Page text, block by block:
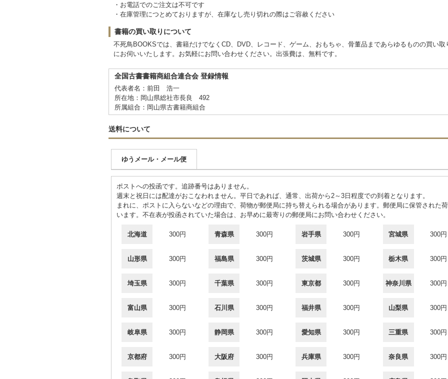
・お電話でのご注文は不可です
・在庫管理につとめておりますが、在庫なし売り切れの際はご容赦ください
書籍の買い取りについて
不死鳥BOOKSでは、書籍だけでなくCD、DVD、レコード、ゲーム、おもちゃ、骨董品まであらゆるものの買い
にお伺いいたします。お気軽にお問い合わせください。出張費は、無料です。
全国古書書籍商組合連合会 登録情報
代表者名：前田 浩一
所在地：岡山県総社市長良 492
所属組合：岡山県古書籍商組合
送料について
ゆうメール・メール便
ポストへの投函です。追跡番号はありません。
週末と祝日には配達がおこなわれません。平日であれば、通常、出荷から2～3日程度での到着となります。
まれに、ポストに入らないなどの理由で、荷物が郵便局に持ち替えられる場合があります。郵便局に保管された
います。不在表が投函されていた場合は、お早めに最寄りの郵便局にお問い合わせください。
北海道 300円 青森県 300円 岩手県 300円 宮城県 300円
山形県 300円 福島県 300円 茨城県 300円 栃木県 300円
埼玉県 300円 千葉県 300円 東京都 300円 神奈川県 300円
富山県 300円 石川県 300円 福井県 300円 山梨県 300円
岐阜県 300円 静岡県 300円 愛知県 300円 三重県 300円
京都府 300円 大阪府 300円 兵庫県 300円 奈良県 300円